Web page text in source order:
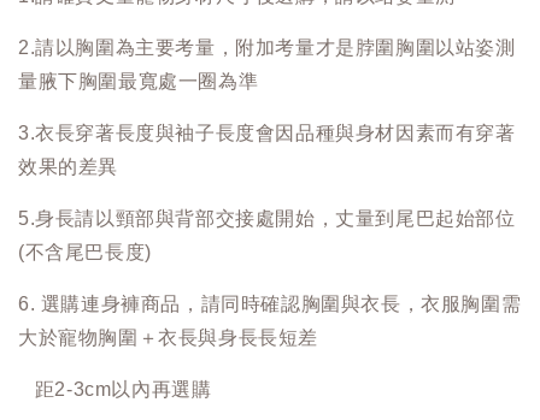
2.請以胸圍為主要考量，附加考量才是脖圍胸圍以站姿測
量腋下胸圍最寬處一圈為準
3.衣長穿著長度與袖子長度會因品種與身材因素而有穿著
效果的差異
5.身長請以頸部與背部交接處開始，丈量到尾巴起始部位
(不含尾巴長度)
6. 選購連身褲商品，請同時確認胸圍與衣長，衣服胸圍需
大於寵物胸圍＋衣長與身長長短差
距2-3cm以內再選購